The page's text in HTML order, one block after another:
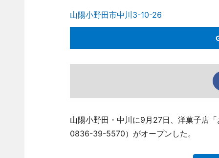
山陽小野田市中川3-10-26
山陽小野田・中川に9月27日、洋菓子店
0836-39-5570）がオープンした。